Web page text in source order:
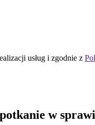
usług i zgodnie z
w